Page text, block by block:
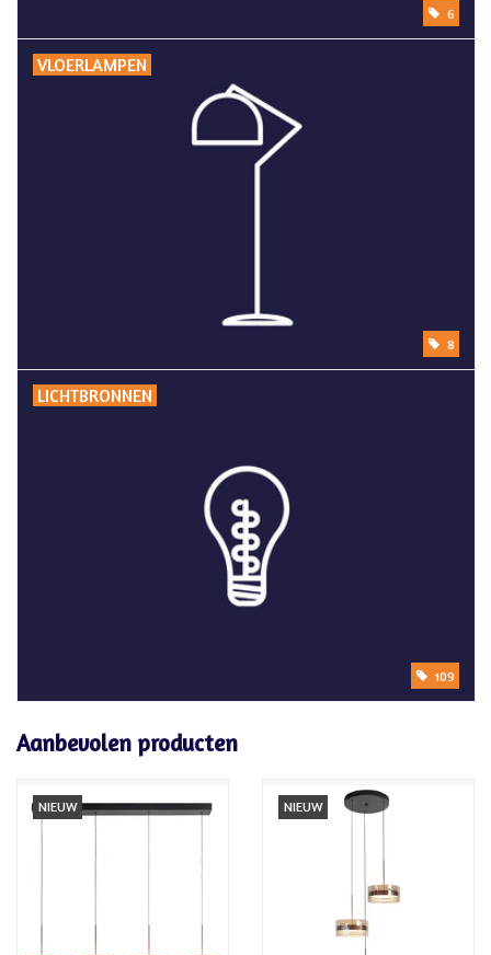
6
VLOERLAMPEN
8
LICHTBRONNEN
109
Aanbevolen producten
NIEUW NIEUW